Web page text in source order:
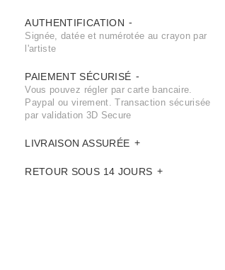
AUTHENTIFICATION
Signée, datée et numérotée au crayon par
l'artiste
PAIEMENT SÉCURISÉ
Vous pouvez régler par carte bancaire.
Paypal ou virement. Transaction sécurisée
par validation 3D Secure
LIVRAISON ASSURÉE
RETOUR SOUS 14 JOURS